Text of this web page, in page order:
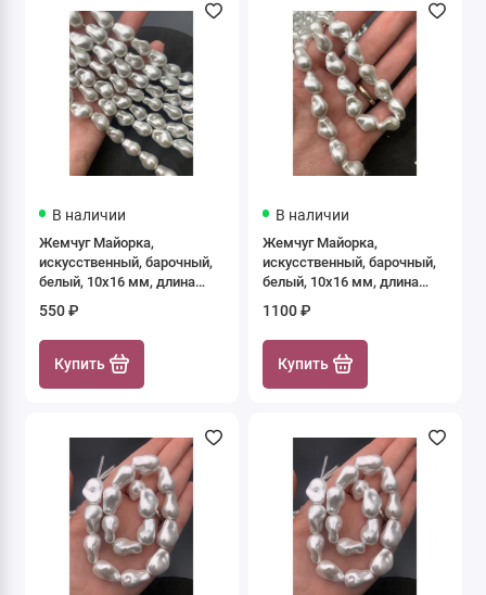
В наличии
Жемчуг Майорка,
искусственный, барочный,
белый, 10х16 мм, длина
550 ₽
Купить
В наличии
Жемчуг Майорка,
искусственный, барочный,
белый, 10х16 мм, длина
1100 ₽
Купить